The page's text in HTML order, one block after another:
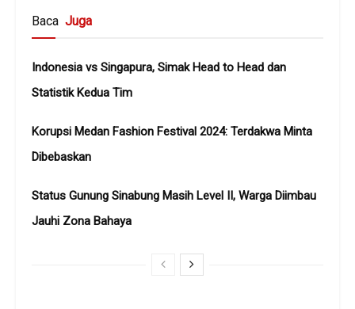
Baca Juga
Indonesia vs Singapura, Simak Head to Head dan
Statistik Kedua Tim
Korupsi Medan Fashion Festival 2024: Terdakwa Minta
Dibebaskan
Status Gunung Sinabung Masih Level II, Warga Diimbau
Jauhi Zona Bahaya